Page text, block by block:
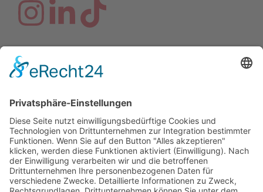
Copyright © 2026 Montagsfreude
Dein Wunschthema für den
Montagskick.
Name
E-Mail